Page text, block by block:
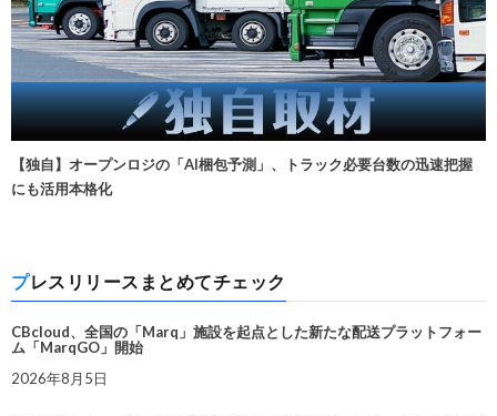
【独自】オープンロジの「AI梱包予測」、トラック必要台数の迅速把握
にも活用本格化
プレスリリースまとめてチェック
CBcloud、全国の「Marq」施設を起点とした新たな配送プラットフォー
ム「MarqGO」開始
2026年8月5日